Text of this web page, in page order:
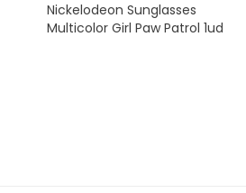
Nickelodeon Sunglasses
Multicolor Girl Paw Patrol 1ud